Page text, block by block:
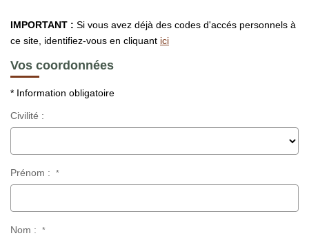
ACTUALITÉS
IMPORTANT : Si vous avez déjà des codes d'accés personnels à
ce site, identifiez-vous en cliquant ici
Vos coordonnées
* Information obligatoire
Civilité :
Prénom : *
Nom : *